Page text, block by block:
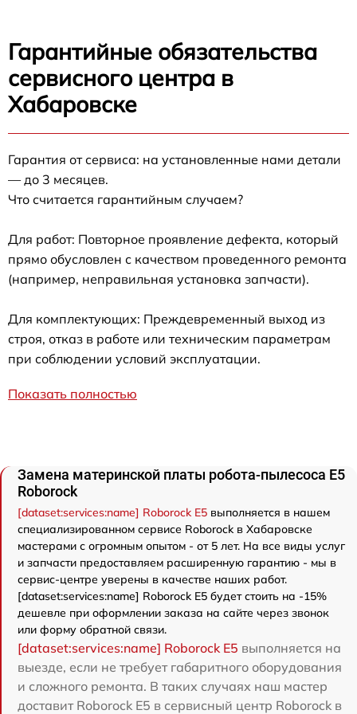
Гарантийные обязательства
сервисного центра в
Хабаровске
Гарантия от сервиса: на установленные нами детали
— до 3 месяцев.
Что считается гарантийным случаем?
Для работ: Повторное проявление дефекта, который
прямо обусловлен с качеством проведенного ремонта
(например, неправильная установка запчасти).
Для комплектующих: Преждевременный выход из
строя, отказ в работе или техническим параметрам
при соблюдении условий эксплуатации.
Показать полностью
Замена материнской платы робота-пылесоса E5
Roborock
[dataset:services:name] Roborock E5 выполняется в нашем
специализированном сервисе Roborock в Хабаровске
мастерами с огромным опытом - от 5 лет. На все виды услуг
и запчасти предоставляем расширенную гарантию - мы в
сервис-центре уверены в качестве наших работ.
[dataset:services:name] Roborock E5 будет стоить на -15%
дешевле при оформлении заказа на сайте через звонок
или форму обратной связи.
[dataset:services:name] Roborock E5 выполняется на
выезде, если не требует габаритного оборудования
и сложного ремонта. В таких случаях наш мастер
доставит Roborock E5 в сервисный центр Roborock в